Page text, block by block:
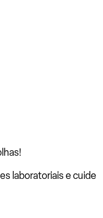
laboratoriais e cuide